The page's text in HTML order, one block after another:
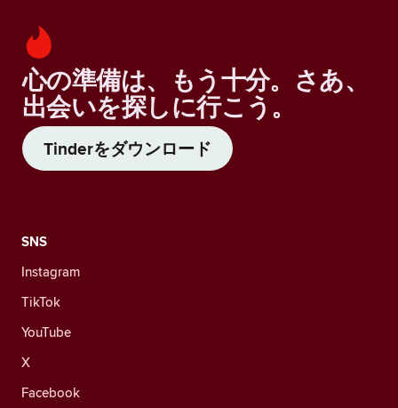
心の準備は、もう十分。さあ、
出会いを探しに行こう。
Tinderをダウンロード
SNS
Instagram
TikTok
YouTube
X
Facebook